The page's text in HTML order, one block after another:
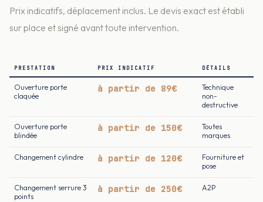
Prix indicatifs, déplacement inclus. Le devis exact est établi
sur place et signé avant toute intervention.
PRESTATION PRIX INDICATIF DÉTAILS
Ouverture porte
claquée
à partir de 89€
Technique
non-
destructive
Ouverture porte
blindée
à partir de 150€
Toutes
marques
Changement cylindre à partir de 120€
Fourniture et
pose
Changement serrure 3
points
à partir de 250€ A2P